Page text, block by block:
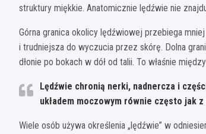
struktury miękkie. Anatomicznie lędźwie nie
Górna granica okolicy lędźwiowej przebiega
i trudniejsza do wyczucia przez skórę. Dolna
dłonie po bokach w dół od talii. To właśnie
Lędźwie chronią nerki, nadnercza i
układem moczowym równie często jak z
Wiele osób używa określenia „lędźwie” w